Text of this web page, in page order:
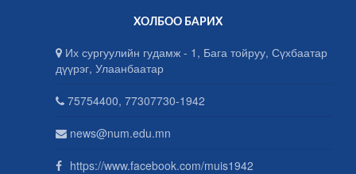
ХОЛБОО БАРИХ
Их сургуулийн гудамж - 1, Бага тойруу, Сүхбаатар
дүүрэг, Улаанбаатар
75754400, 77307730-1942
news@num.edu.mn
https://www.facebook.com/muis1942